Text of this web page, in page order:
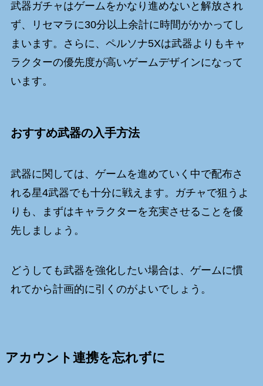
武器ガチャはゲームをかなり進めないと解放され
ず、リセマラに30分以上余計に時間がかかってし
まいます。さらに、ペルソナ5Xは武器よりもキャ
ラクターの優先度が高いゲームデザインになって
います。
おすすめ武器の入手方法
武器に関しては、ゲームを進めていく中で配布さ
れる星4武器でも十分に戦えます。ガチャで狙うよ
りも、まずはキャラクターを充実させることを優
先しましょう。
どうしても武器を強化したい場合は、ゲームに慣
れてから計画的に引くのがよいでしょう。
アカウント連携を忘れずに